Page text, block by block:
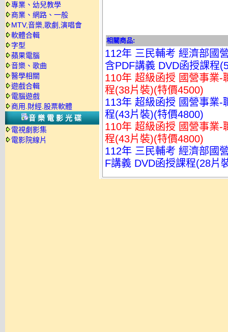
專業、幼兒教學
商業、網路、一般
MTV,音樂,歌劇,演唱會
軟體合輯
字型
蘋果電腦
音樂、歌曲
醫學相關
遊戲合輯
電腦遊戲
商用.財經.股票軟體
音樂電影光碟
電視劇影集
電影院線片
相關商品:
112年 三民輔考 經濟部國
含PDF講義 DVD函授課程
110年 超級函授 國營事業-
程(38片裝)(特價4500)
113年 超級函授 國營事業-
程(43片裝)(特價4800)
110年 超級函授 國營事業-
程(43片裝)(特價4800)
112年 三民輔考 經濟部國
F講義 DVD函授課程(28片